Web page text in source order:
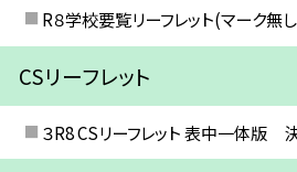
R８学校要覧リーフレット(マーク無
CSリーフレット
３R8 CSリーフレット 表中一体版